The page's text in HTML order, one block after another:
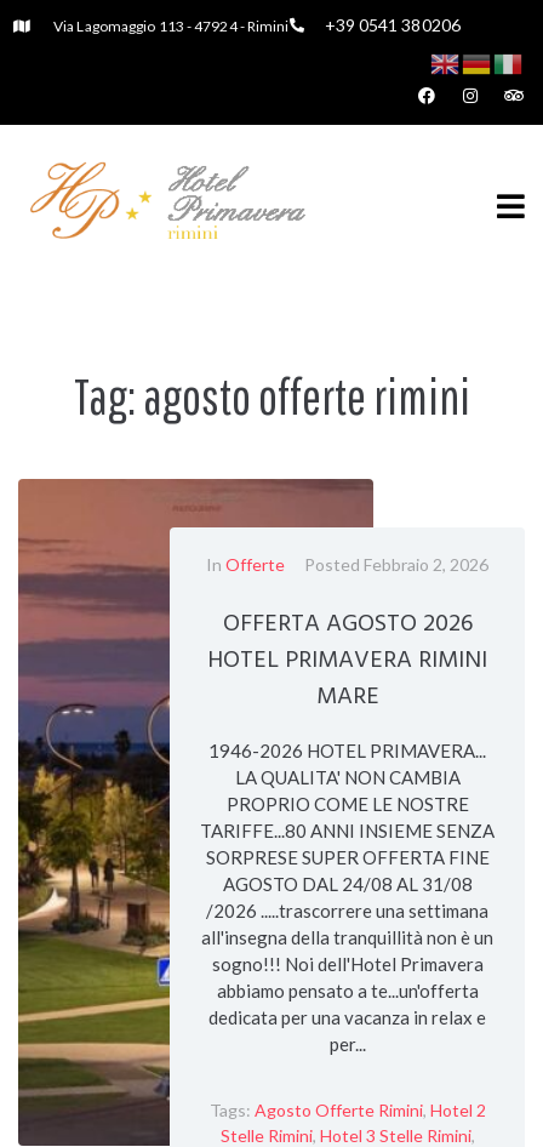
Via Lagomaggio 113 - 47924 - Rimini +39 0541 380206
Tag:agosto offerte rimini
InOfferte Posted Febbraio 2, 2026
OFFERTA AGOSTO 2026
HOTEL PRIMAVERA RIMINI
MARE
1946-2026 HOTEL PRIMAVERA...
LA QUALITA' NON CAMBIA
PROPRIO COME LE NOSTRE
TARIFFE...80 ANNI INSIEME SENZA
SORPRESE SUPER OFFERTA FINE
AGOSTO DAL 24/08 AL 31/08
/2026 .....trascorrere una settimana
all'insegna della tranquillità non è un
sogno!!! Noi dell'Hotel Primavera
abbiamo pensato a te...un'offerta
dedicata per una vacanza in relax e
per...
Tags: Agosto Offerte Rimini, Hotel 2
Stelle Rimini, Hotel 3 Stelle Rimini,